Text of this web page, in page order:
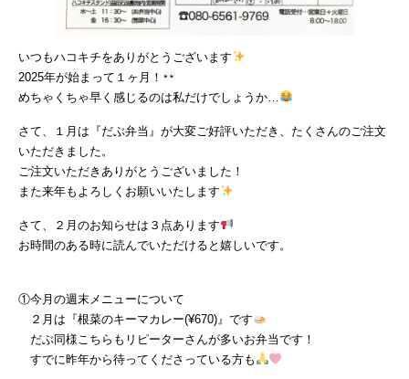
いつもハコキチをありがとうございます
2025年が始まって１ヶ月！
めちゃくちゃ早く感じるのは私だけでしょうか…
さて、１月は『だぶ弁当』が大変ご好評いただき、たくさんのご注文
いただきました。
ご注文いただきありがとうございました！
また来年もよろしくお願いいたします
さて、２月のお知らせは３点あります
お時間のある時に読んでいただけると嬉しいです。
①今月の週末メニューについて
２月は『根菜のキーマカレー(¥670)』です
だぶ同様こちらもリピーターさんが多いお弁当です！
すでに昨年から待ってくださっている方も